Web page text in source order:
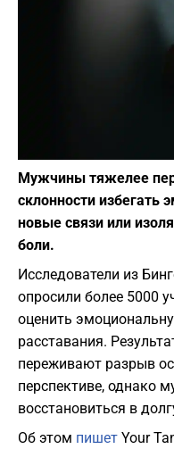
Мужчины тяжелее
склонности избегать
новые связи или
боли.
Исследователи из
опросили более 5000
оценить
расставания.
переживают разрыв
перспективе, однако
восстановиться в
Об этом пишет Your